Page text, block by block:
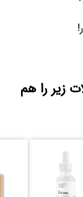
زیر را هم